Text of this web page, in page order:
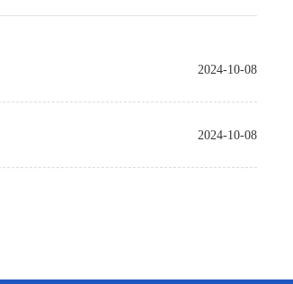
2024-10-08
2024-10-08